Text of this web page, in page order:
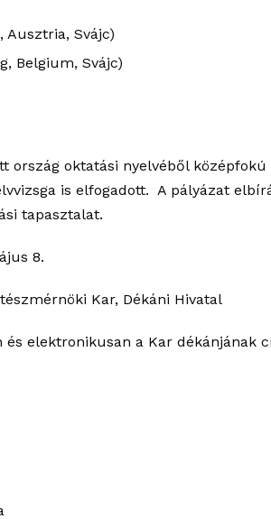
Svájc)
Belgium, Svájc)
ország oktatási nyelvéből középfokú
is elfogadott. A pályázat
tapasztalat.
8.
Kar, Dékáni Hivatal
elektronikusan a Kar dékánjának